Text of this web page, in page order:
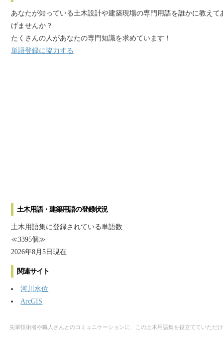
あなたが知っている土木設計や建築現場の専門用語を誰かに教えて
げませんか？
たくさんの人があなたの専門知識を求めています！
単語登録に協力する
土木用語・建築用語の登録状況
土木用語集に登録されている単語数
≪3395個≫
2026年8月5日現在
関連サイト
河川水位
ArcGIS
先輩技術者や職人さんとのコミュニケーションに、この土木用語集を役立てていただ